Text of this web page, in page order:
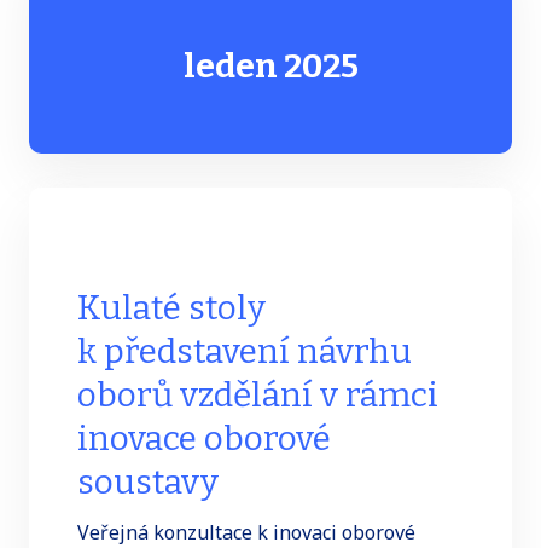
leden 2025
Kulaté stoly
k představení návrhu
oborů vzdělání v rámci
inovace oborové
soustavy
Veřejná konzultace k inovaci oborové